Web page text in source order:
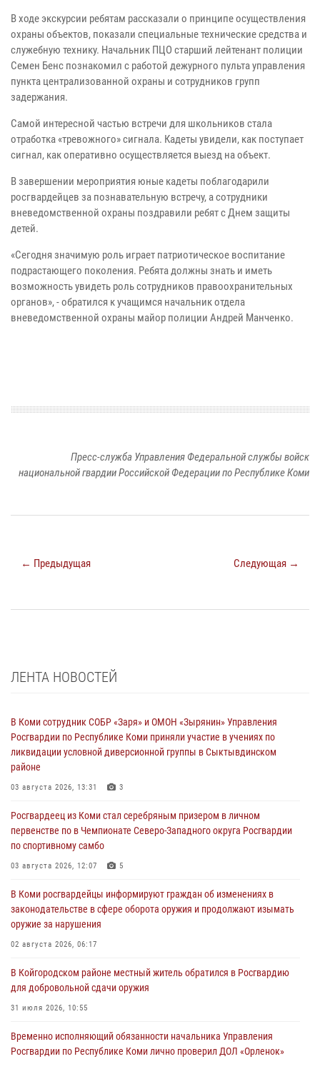
В ходе экскурсии ребятам рассказали о принципе осуществления
охраны объектов, показали специальные технические средства и
служебную технику. Начальник ПЦО старший лейтенант полиции
Семен Бенс познакомил с работой дежурного пульта управления
пункта централизованной охраны и сотрудников групп
задержания.
Самой интересной частью встречи для школьников стала
отработка «тревожного» сигнала. Кадеты увидели, как поступает
сигнал, как оперативно осуществляется выезд на объект.
В завершении мероприятия юные кадеты поблагодарили
росгвардейцев за познавательную встречу, а сотрудники
вневедомственной охраны поздравили ребят с Днем защиты
детей.
«Сегодня значимую роль играет патриотическое воспитание
подрастающего поколения. Ребята должны знать и иметь
возможность увидеть роль сотрудников правоохранительных
органов», - обратился к учащимся начальник отдела
вневедомственной охраны майор полиции Андрей Манченко.
Пресс-служба Управления Федеральной службы войск
национальной гвардии Российской Федерации по Республике Коми
← Предыдущая Следующая →
ЛЕНТА НОВОСТЕЙ
В Коми сотрудник СОБР «Заря» и ОМОН «Зырянин» Управления
Росгвардии по Республике Коми приняли участие в учениях по
ликвидации условной диверсионной группы в Сыктывдинском
районе
03 августа 2026, 13:31 3
Росгвардеец из Коми стал серебряным призером в личном
первенстве по в Чемпионате Северо-Западного округа Росгвардии
по спортивному самбо
03 августа 2026, 12:07 5
В Коми росгвардейцы информируют граждан об изменениях в
законодательстве в сфере оборота оружия и продолжают изымать
оружие за нарушения
02 августа 2026, 06:17
В Койгородском районе местный житель обратился в Росгвардию
для добровольной сдачи оружия
31 июля 2026, 10:55
Временно исполняющий обязанности начальника Управления
Росгвардии по Республике Коми лично проверил ДОЛ «Орленок»